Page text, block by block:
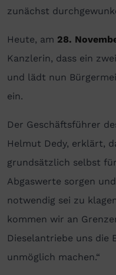
zunächst
Heute, am 28.
Kanzlerin, dass ein
und lädt nun
ein.
Der Geschäftsführer
Helmut Dedy, erklärt,
grundsätzlich selbst
Abgaswerte sorgen
notwendig sei zu
kommen wir an
Dieselantriebe uns die
unmöglich machen.“